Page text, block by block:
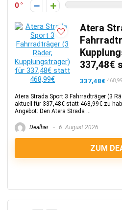
0
Atera
337,48€
337,48€
Atera Strada Sport 3 Fahrradträger (3
aktuell für 337,48€ statt 468,99€ zu
Angebot: Den Atera Strada ...
Dealhai 6. August 2026
ZUM